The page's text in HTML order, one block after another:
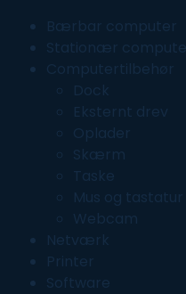
Bærbar computer
Stationær
Computertilbehør
Dock
Eksternt drev
Oplader
Skærm
Taske
Mus og tastatur
Webcam
Netværk
Printer
Software